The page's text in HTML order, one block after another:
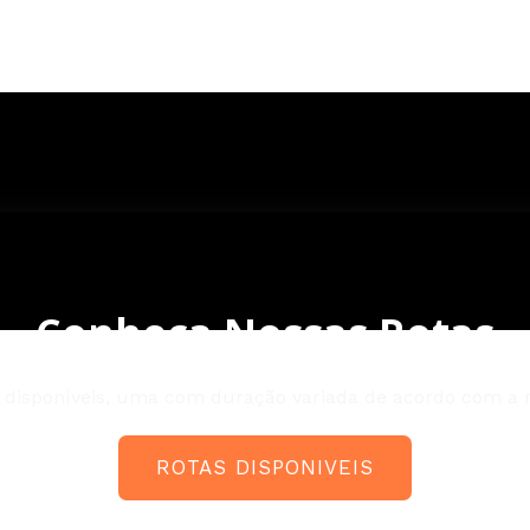
Conheça Nossas Rotas
ROTAS DISPONIVEIS